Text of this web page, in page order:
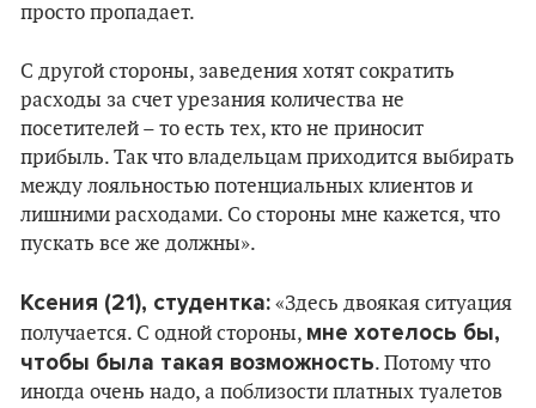
просто пропадает.
С другой стороны, заведения хотят сократить
расходы за счет урезания количества не
посетителей – то есть тех, кто не приносит
прибыль. Так что владельцам приходится выбирать
между лояльностью потенциальных клиентов и
лишними расходами. Со стороны мне кажется, что
пускать все же должны».
Ксения (21), студентка: «Здесь двоякая ситуация
получается. С одной стороны, мне хотелось бы,
чтобы была такая возможность. Потому что
иногда очень надо, а поблизости платных туалетов